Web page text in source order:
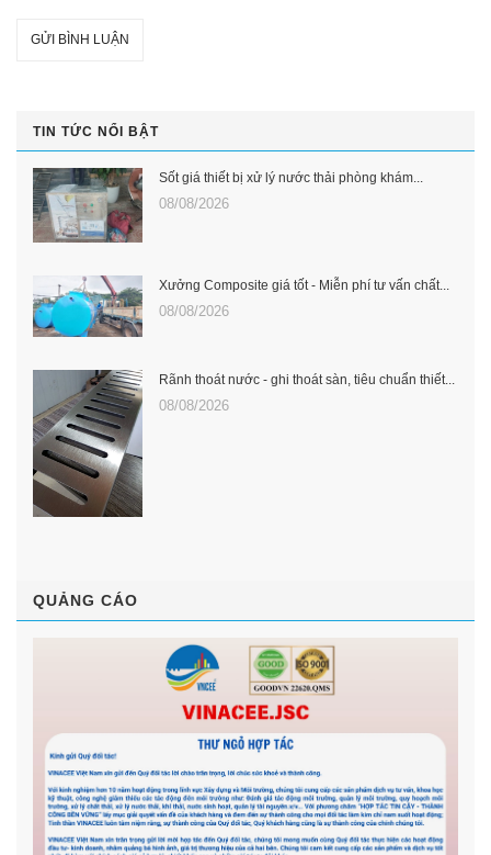
GỬI BÌNH LUẬN
TIN TỨC NỔI BẬT
Sốt giá thiết bị xử lý nước thải phòng khám...
08/08/2026
Xưởng Composite giá tốt - Miễn phí tư vấn chất...
08/08/2026
Rãnh thoát nước - ghi thoát sàn, tiêu chuẩn thiết...
08/08/2026
QUẢNG CÁO